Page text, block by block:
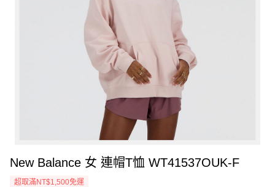
New Balance 女 連帽T恤 WT41537OUK-F
超取滿NT$1,500免運